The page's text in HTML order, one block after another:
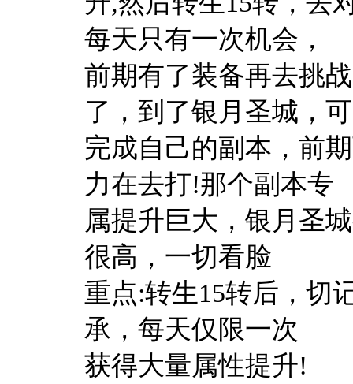
每天只有一次机会，
前期有了装备再去挑
了，到了银月圣城，
完成自己的副本，前
力在去打!那个副本专
属提升巨大，银月圣
很高，一切看脸
重点:转生15转后，切
承，每天仅限一次
获得大量属性提升!